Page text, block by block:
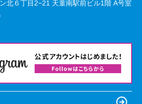
北６丁目2−21 天童南駅前ビル1階 A号室